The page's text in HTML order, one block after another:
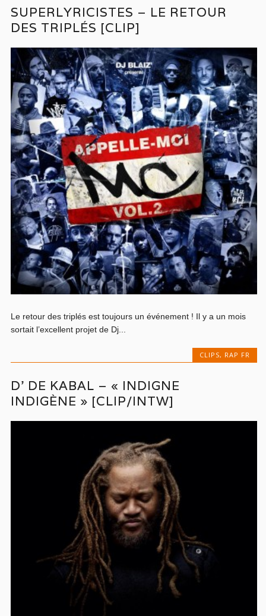
SUPERLYRICISTES – LE RETOUR
DES TRIPLÉS [CLIP]
Le retour des triplés est toujours un événement ! Il y a un mois
sortait l’excellent projet de Dj...
CLIPS, RAP FR
D’ DE KABAL – « INDIGNE
INDIGÈNE » [CLIP/INTW]